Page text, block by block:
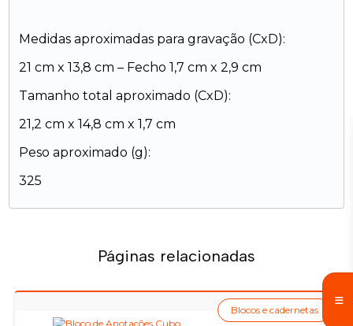
Medidas aproximadas para gravação (CxD):
21 cm x 13,8 cm – Fecho 1,7 cm x 2,9 cm
Tamanho total aproximado (CxD):
21,2 cm x 14,8 cm x 1,7 cm
Peso aproximado (g):
325
Páginas relacionadas
Blocos e cadernetas